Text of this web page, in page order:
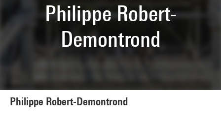
Philippe Robert-
Demontrond
Philippe Robert-Demontrond